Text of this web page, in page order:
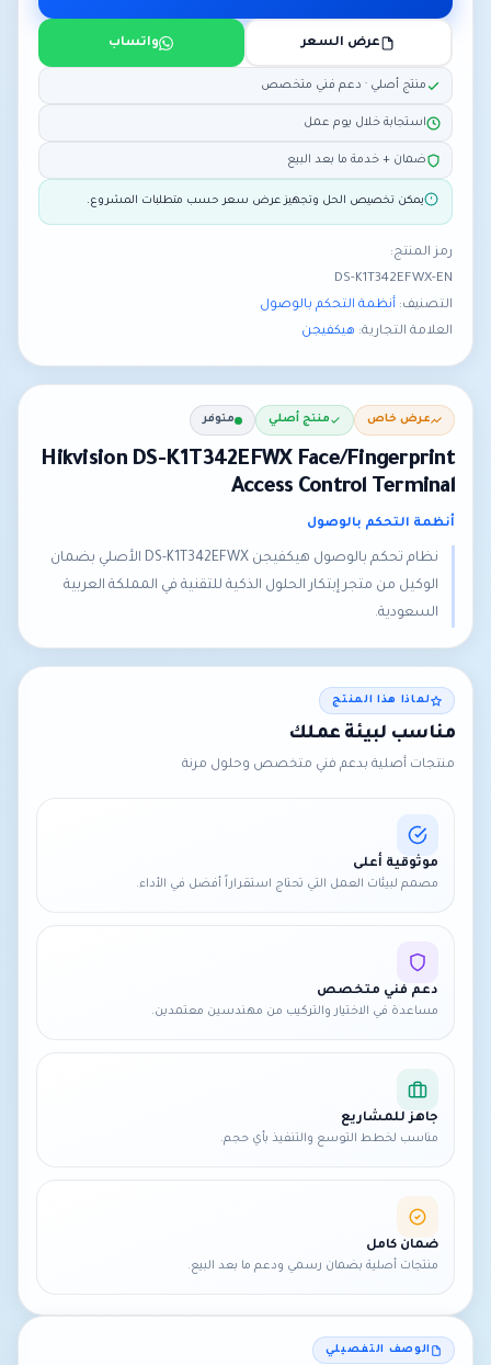
عرض السعر واتساب
منتج أصلي · دعم فني متخصص
استجابة خلال يوم عمل
ضمان + خدمة ما بعد البيع
يمكن تخصيص الحل وتجهيز عرض سعر حسب متطلبات المشروع.
رمز المنتج:
DS-K1T342EFWX-EN
التصنيف: أنظمة التحكم بالوصول
العلامة التجارية: هيكفيجن
عرض خاص منتج أصلي متوفر
Hikvision DS-K1T342EFWX Face/Fingerprint
Access Control Terminal
أنظمة التحكم بالوصول
نظام تحكم بالوصول هيكفيجن DS-K1T342EFWX الأصلي بضمان
الوكيل من متجر إبتكار الحلول الذكية للتقنية في المملكة العربية
السعودية.
لماذا هذا المنتج
مناسب لبيئة عملك
منتجات أصلية بدعم فني متخصص وحلول مرنة
موثوقية أعلى
مصمم لبيئات العمل التي تحتاج استقراراً أفضل في الأداء.
دعم فني متخصص
مساعدة في الاختيار والتركيب من مهندسين معتمدين.
جاهز للمشاريع
مناسب لخطط التوسع والتنفيذ بأي حجم.
ضمان كامل
منتجات أصلية بضمان رسمي ودعم ما بعد البيع.
الوصف التفصيلي